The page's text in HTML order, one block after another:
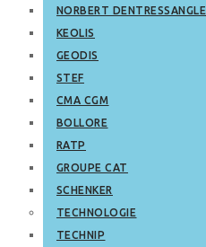
NORBERT DENTRESSANGLE
KEOLIS
GEODIS
STEF
CMA CGM
BOLLORE
RATP
GROUPE CAT
SCHENKER
TECHNOLOGIE
TECHNIP